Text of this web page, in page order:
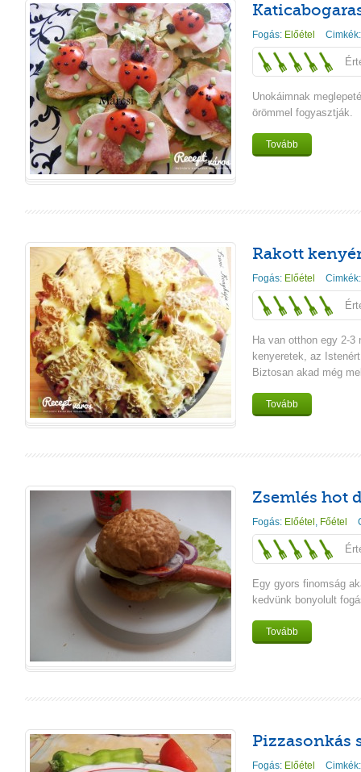
Fogás: Előétel
Unokáimnak
örömmel fogyasztják.
Tovább
Rakott
Fogás: Előétel
Ha van otthon egy 2-3
kenyeretek, az
Biztosan akad még
Tovább
Zsemlés hot
Fogás: Előétel , Főétel
Egy gyors finomság
kedvünk bonyolult
Tovább
Pizzasonkás
Fogás: Előétel